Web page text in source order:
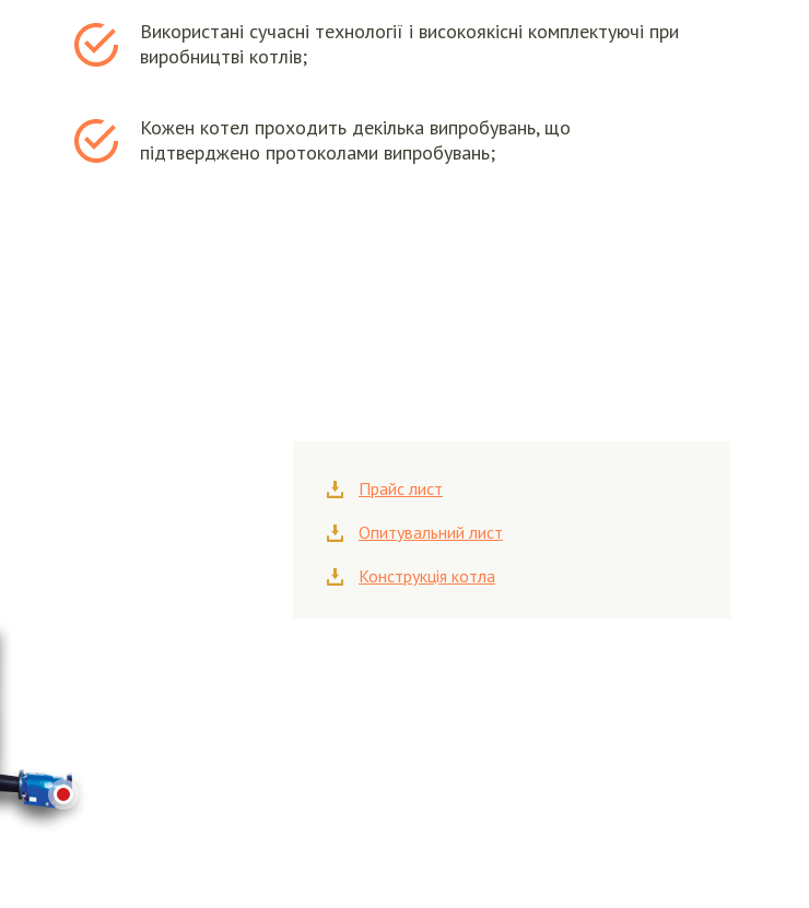
Використані сучасні технології і високоякісні комплектуючі при
виробництві котлів;
Кожен котел проходить декілька випробувань, що
підтверджено протоколами випробувань;
Прайс лист
Опитувальний лист
Конструкція котла